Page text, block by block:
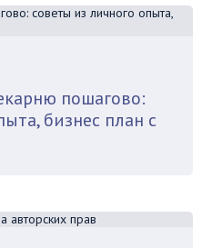
пошагово:
бизнес план с